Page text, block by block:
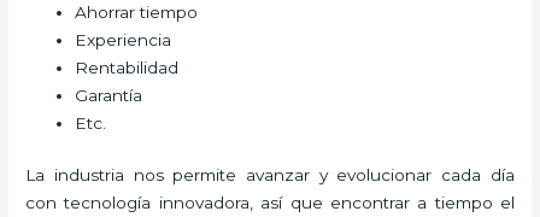
Ahorrar tiempo
Experiencia
Rentabilidad
Garantía
Etc.
La industria nos permite avanzar y evolucionar cada día
con tecnología innovadora, así que encontrar a tiempo el